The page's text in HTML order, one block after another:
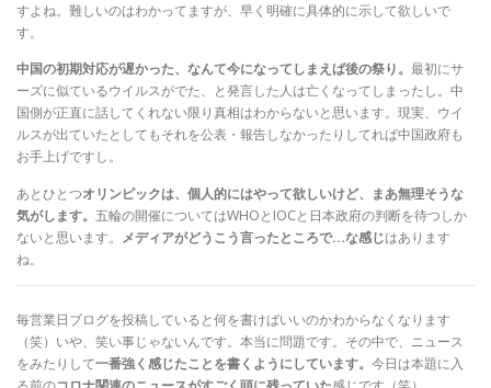
すよね。難しいのはわかってますが、早く明確に具体的に示して欲しいで
す。
中国の初期対応が遅かった、なんて今になってしまえば後の祭り。 最初にサ
ーズに似ているウイルスがでた、と発言した人は亡くなってしまったし。中
国側が正直に話してくれない限り真相はわからないと思います。現実、ウイ
ルスが出ていたとしてもそれを公表・報告しなかったりしてれば中国政府も
お手上げですし。
あとひとつオリンピックは、個人的にはやって欲しいけど、まあ無理そうな
気がします。 五輪の開催についてはWHOとIOCと日本政府の判断を待つしか
ないと思います。 メディアがどうこう言ったところで…な感じはあります
ね。
毎営業日ブログを投稿していると何を書けばいいのかわからなくなります
（笑）いや、笑い事じゃないんです。本当に問題です。その中で、ニュース
をみたりして一番強く感じたことを書くようにしています。 今日は本題に入